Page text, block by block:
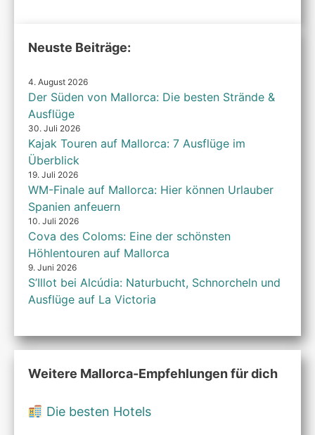
Neuste Beiträge:
4. August 2026
Der Süden von Mallorca: Die besten Strände &
Ausflüge
30. Juli 2026
Kajak Touren auf Mallorca: 7 Ausflüge im
Überblick
19. Juli 2026
WM-Finale auf Mallorca: Hier können Urlauber
Spanien anfeuern
10. Juli 2026
Cova des Coloms: Eine der schönsten
Höhlentouren auf Mallorca
9. Juni 2026
S’Illot bei Alcúdia: Naturbucht, Schnorcheln und
Ausflüge auf La Victoria
Weitere Mallorca-Empfehlungen für dich
Die besten Hotels